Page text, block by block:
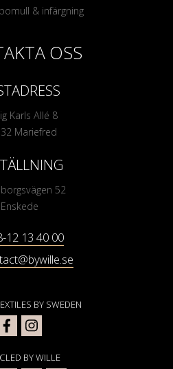
& infärgning
OSS
Karls Allé 8
Mariefred
52
Enskede
12 13 40 00
BY SWEDEN
BY WILLE